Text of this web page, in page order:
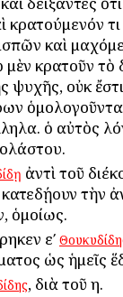
κρατούμενόν τι
καὶ
μὲν κρατοῦν τὸ
ψυχῆς, οὐκ
ὁμολογοῦντα
ὁ αὐτὸς
ἀντὶ τοῦ
τὴν
ὁμοίως.
εʹ
ὡς ἡμεῖς
, διὰ τοῦ η.